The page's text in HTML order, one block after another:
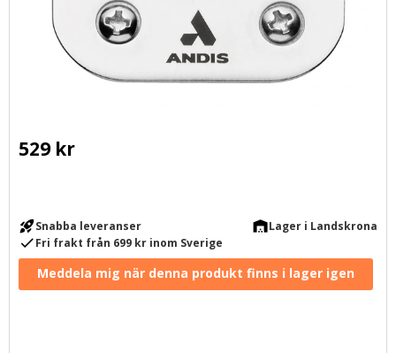
529kr
rocket_launchSnabba leveranser warehouseLager i Landskrona
checkFri frakt från 699 kr inom Sverige